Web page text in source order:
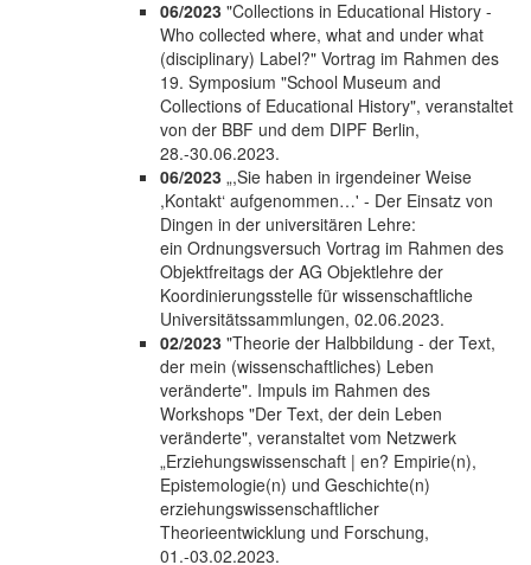
06/2023 "Collections in Educational History -
Who collected where, what and under what
(disciplinary) Label?" Vortrag im Rahmen des
19. Symposium "School Museum and
Collections of Educational History", veranstaltet
von der BBF und dem DIPF Berlin,
28.-30.06.2023.
06/2023 „,Sie haben in irgendeiner Weise
,Kontakt‘ aufgenommen…' - Der Einsatz von
Dingen in der universitären Lehre:
ein Ordnungsversuch Vortrag im Rahmen des
Objektfreitags der AG Objektlehre der
Koordinierungsstelle für wissenschaftliche
Universitätssammlungen, 02.06.2023.
02/2023 "Theorie der Halbbildung - der Text,
der mein (wissenschaftliches) Leben
veränderte". Impuls im Rahmen des
Workshops "Der Text, der dein Leben
veränderte", veranstaltet vom Netzwerk
„Erziehungswissenschaft | en? Empirie(n),
Epistemologie(n) und Geschichte(n)
erziehungswissenschaftlicher
Theorieentwicklung und Forschung,
01.-03.02.2023.